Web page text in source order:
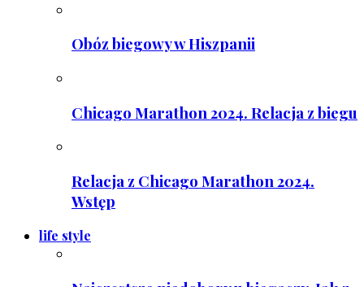
Obóz biegowy w Hiszpanii
Chicago Marathon 2024. Relacja z biegu
Relacja z Chicago Marathon 2024.
Wstęp
life style